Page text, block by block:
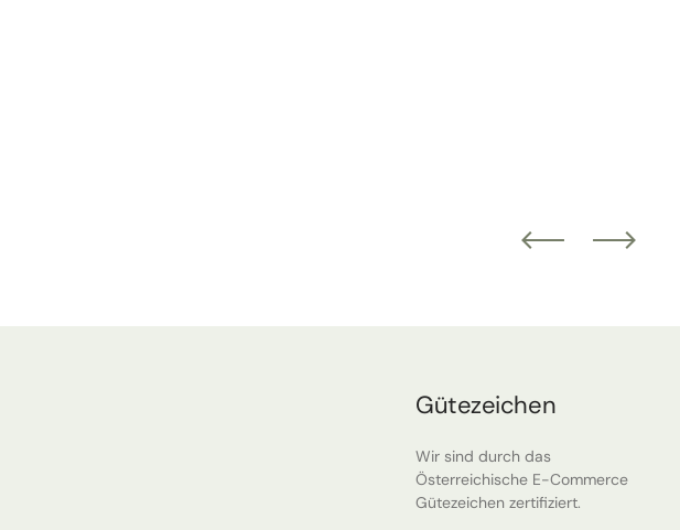
Gütezeichen
Wir sind durch das
Österreichische E-Commerce
Gütezeichen zertifiziert.